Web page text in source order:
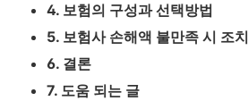
4. 보험의 구성과 선택방법
5. 보험사 손해액 불만족 시 조치
6. 결론
7. 도움 되는 글